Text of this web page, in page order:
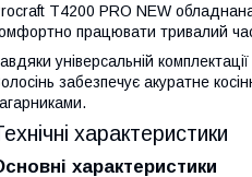
T4200 PRO NEW
працювати тривалий
універсальній
забезпечує акуратне
характеристики
характеристики